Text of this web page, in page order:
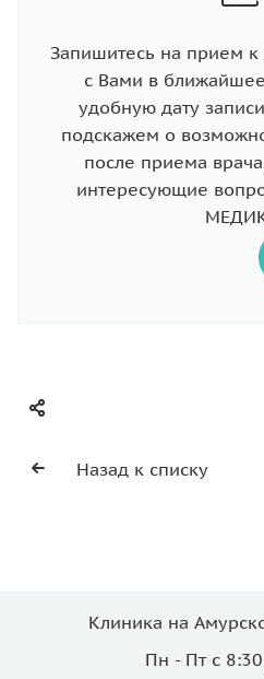
Запишитесь на прием
с Вами в
удобную дату
подскажем о
после приема
интересующие
Назад к списку
Клиника на
Пн - Пт с